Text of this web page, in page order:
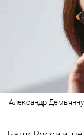
Александр